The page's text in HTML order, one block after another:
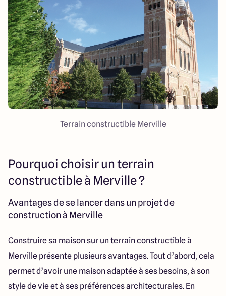
Terrain constructible Merville
Pourquoi choisir un terrain
constructible à Merville ?
Avantages de se lancer dans un projet de
construction à Merville
Construire sa maison sur un terrain constructible à
Merville présente plusieurs avantages. Tout d’abord, cela
permet d’avoir une maison adaptée à ses besoins, à son
style de vie et à ses préférences architecturales. En